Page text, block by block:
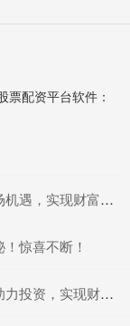
票配资平台软件：
，实现财富梦想
惊喜不断！
，实现财富增值